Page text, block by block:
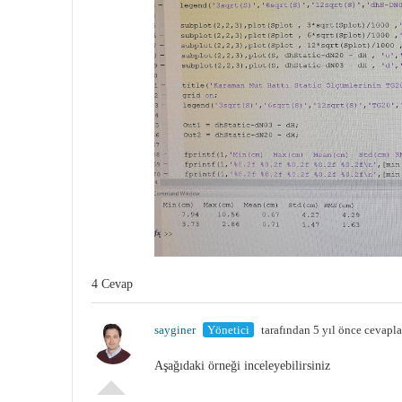
4 Cevap
sayginer Yönetici tarafından 5 yıl önce
Aşağıdaki örneği inceleyebilirsiniz